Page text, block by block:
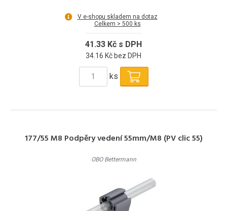
V e-shopu skladem na dotaz
Celkem > 500 ks
41.33 Kč s DPH
34.16 Kč bez DPH
ks
177/55 M8 Podpěry vedení 55mm/M8 (PV clic 55)
OBO Bettermann